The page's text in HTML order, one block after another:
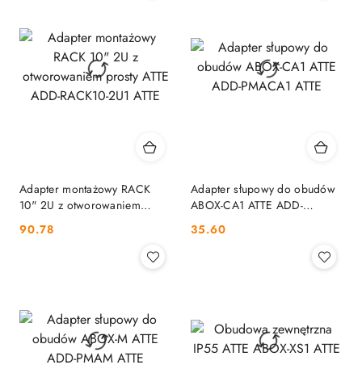
Adapter montażowy RACK
10" 2U z otworowaniem
2U1 ATTE
Cena:
90.78
Adapter słupowy do obudów
ABOX-CA1 ATTE ADD-
Cena:
35.60